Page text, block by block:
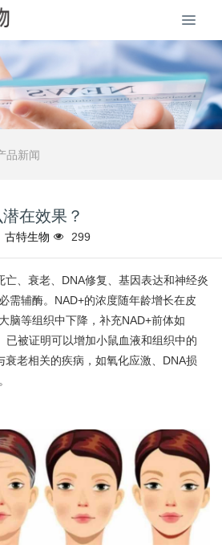
品新闻
在效果？
古特生物 299
亡、衰老、DNA修复、基因表达和神经炎
需辅酶。NAD+的浓度随年龄增长在皮
脑等组织中下降，补充NAD+前体如
已被证明可以增加小鼠血液和组织中的
衰老相关的疾病，如氧化应激、DNA损